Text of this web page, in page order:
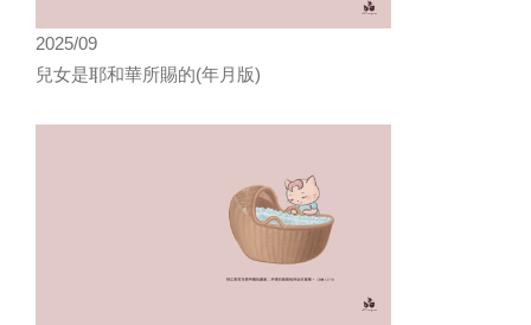
2025/09
兒女是耶和華所賜的(年月版)